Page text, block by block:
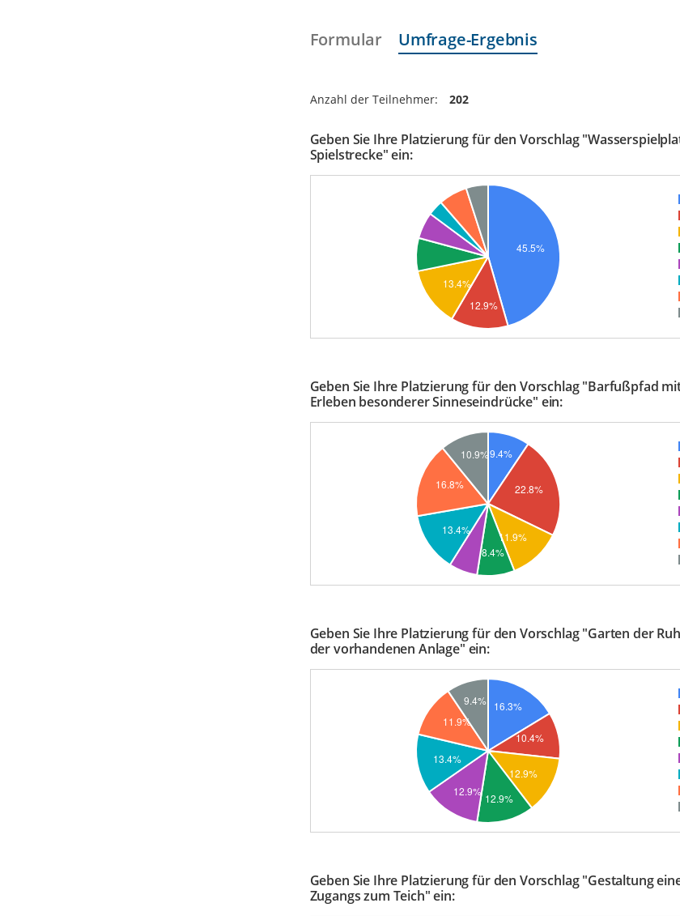
Formular Umfrage-Ergebnis
Anzahl der Teilnehmer: 202
Geben Sie Ihre Platzierung für den Vorschlag
Spielstrecke" ein:
Geben Sie Ihre Platzierung für den Vorschlag "Barfußpfad
Erleben besonderer Sinneseindrücke" ein:
Geben Sie Ihre Platzierung für den Vorschlag "Garten der
der vorhandenen Anlage" ein:
Geben Sie Ihre Platzierung für den Vorschlag "Gestaltung
Zugangs zum Teich" ein: